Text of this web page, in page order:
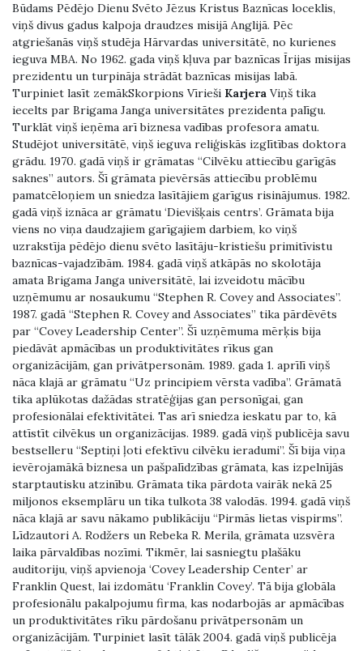
Būdams Pēdējo Dienu Svēto Jēzus Kristus Baznīcas loceklis,
viņš divus gadus kalpoja draudzes misijā Anglijā. Pēc
atgriešanās viņš studēja Hārvardas universitātē, no kurienes
ieguva MBA. No 1962. gada viņš kļuva par baznīcas Īrijas misijas
prezidentu un turpināja strādāt baznīcas misijas labā.
Turpiniet lasīt zemākSkorpions Vīrieši Karjera Viņš tika
iecelts par Brigama Janga universitātes prezidenta palīgu.
Turklāt viņš ieņēma arī biznesa vadības profesora amatu.
Studējot universitātē, viņš ieguva reliģiskās izglītības doktora
grādu. 1970. gadā viņš ir grāmatas “Cilvēku attiecību garīgās
saknes” autors. Šī grāmata pievērsās attiecību problēmu
pamatcēloņiem un sniedza lasītājiem garīgus risinājumus. 1982.
gadā viņš iznāca ar grāmatu ‘Dievišķais centrs’. Grāmata bija
viens no viņa daudzajiem garīgajiem darbiem, ko viņš
uzrakstīja pēdējo dienu svēto lasītāju-kristiešu primitīvistu
baznīcas-vajadzībām. 1984. gadā viņš atkāpās no skolotāja
amata Brigama Janga universitātē, lai izveidotu mācību
uzņēmumu ar nosaukumu “Stephen R. Covey and Associates”.
1987. gadā “Stephen R. Covey and Associates” tika pārdēvēts
par “Covey Leadership Center”. Šī uzņēmuma mērķis bija
piedāvāt apmācības un produktivitātes rīkus gan
organizācijām, gan privātpersonām. 1989. gada 1. aprīlī viņš
nāca klajā ar grāmatu “Uz principiem vērsta vadība”. Grāmatā
tika aplūkotas dažādas stratēģijas gan personīgai, gan
profesionālai efektivitātei. Tas arī sniedza ieskatu par to, kā
attīstīt cilvēkus un organizācijas. 1989. gadā viņš publicēja savu
bestselleru “Septiņi ļoti efektīvu cilvēku ieradumi”. Šī bija viņa
ievērojamākā biznesa un pašpalīdzības grāmata, kas izpelnījās
starptautisku atzinību. Grāmata tika pārdota vairāk nekā 25
miljonos eksemplāru un tika tulkota 38 valodās. 1994. gadā viņš
nāca klajā ar savu nākamo publikāciju “Pirmās lietas vispirms”.
Līdzautori A. Rodžers un Rebeka R. Merila, grāmata uzsvēra
laika pārvaldības nozīmi. Tikmēr, lai sasniegtu plašāku
auditoriju, viņš apvienoja ‘Covey Leadership Center’ ar
Franklin Quest, lai izdomātu ‘Franklin Covey’. Tā bija globāla
profesionālu pakalpojumu firma, kas nodarbojās ar apmācības
un produktivitātes rīku pārdošanu privātpersonām un
organizācijām. Turpiniet lasīt tālāk 2004. gadā viņš publicēja